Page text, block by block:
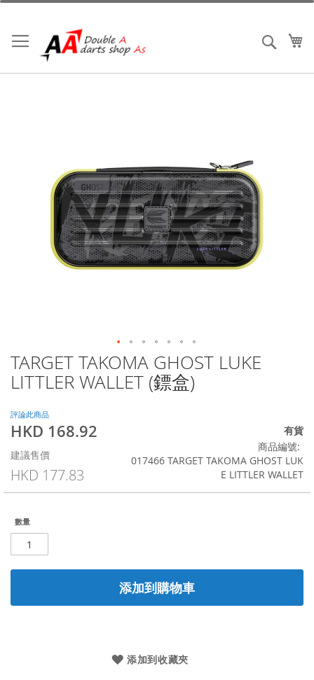
跳
內
容
搜索
TARGET TAKOMA GHOST LUKE
LITTLER WALLET (鏢盒)
評論此商品
特
價
格
HKD 168.92
建議售價
HKD 177.83
有貨
商品編號
017466 TARGET TAKOMA GHOST LUK
E LITTLER WALLET
數量
添加到購物車
添加到收藏夾
Skip
to
the
of
the
gallery